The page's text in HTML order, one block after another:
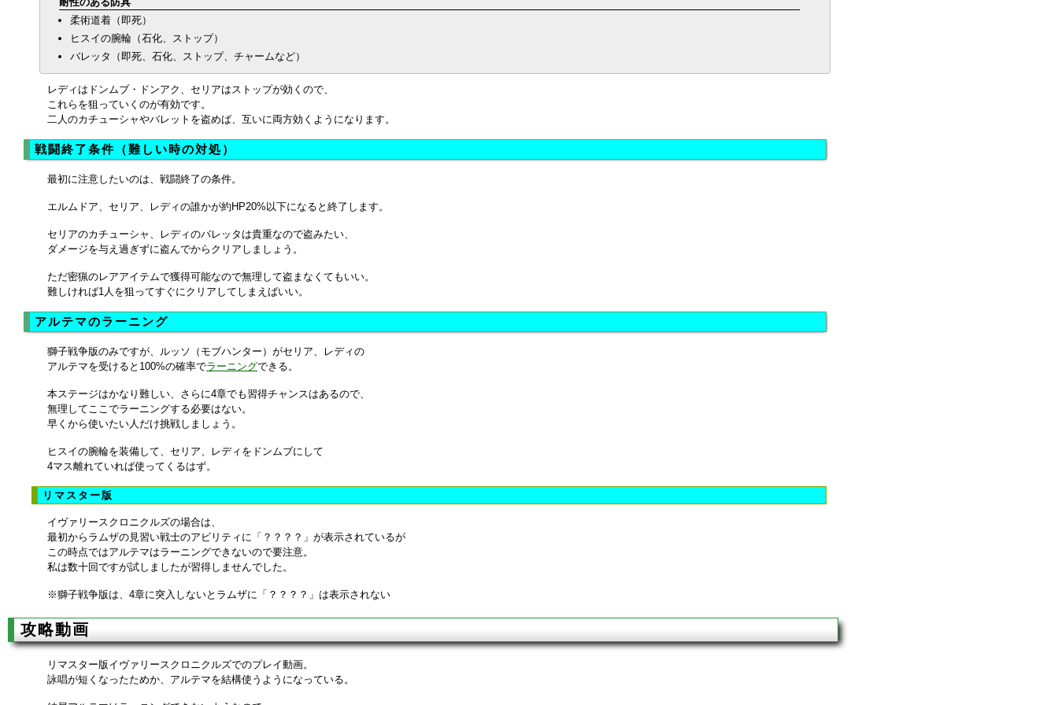
柔術道着（即死）
ヒスイの腕輪（石化、ストップ）
バレッタ（即死、石化、ストップ、チャームなど）
レディはドンムブ・ドンアク、セリアはストップが効くので、
これらを狙っていくのが有効です。
二人のカチューシャやバレットを盗めば、互いに両方効くようになります。
戦闘終了条件（難しい時の対処）
最初に注意したいのは、戦闘終了の条件。
エルムドア、セリア、レディの誰かが約HP20%以下になると終了します。
セリアのカチューシャ、レディのバレッタは貴重なので盗みたい、
ダメージを与え過ぎずに盗んでからクリアしましょう。
ただ密猟のレアアイテムで獲得可能なので無理して盗まなくてもいい。
難しければ1人を狙ってすぐにクリアしてしまえばいい。
アルテマのラーニング
獅子戦争版のみですが、ルッソ（モブハンター）がセリア、レディの
アルテマを受けると100%の確率でラーニングできる。
本ステージはかなり難しい、さらに4章でも習得チャンスはあるので、
無理してここでラーニングする必要はない。
早くから使いたい人だけ挑戦しましょう。
ヒスイの腕輪を装備して、セリア、レディをドンムブにして
4マス離れていれば使ってくるはず。
リマスター版
イヴァリースクロニクルズの場合は、
最初からラムザの見習い戦士のアビリティに「？？？？」が表示されているが
この時点ではアルテマはラーニングできないので要注意。
私は数十回ですが試しましたが習得しませんでした。
※獅子戦争版は、4章に突入しないとラムザに「？？？？」は表示されない
攻略動画
リマスター版イヴァリースクロニクルズでのプレイ動画。
詠唱が短くなったためか、アルテマを結構使うようになっている。